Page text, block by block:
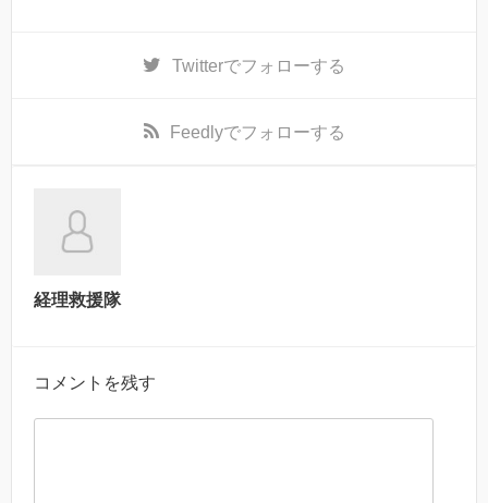
Twitterでフォローする
Feedlyでフォローする
経理救援隊
コメントを残す